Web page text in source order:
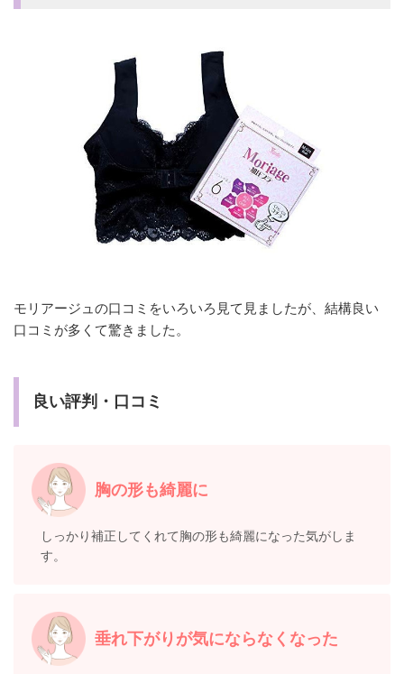
モリアージュの口コミをいろいろ見て見ましたが、結構良い
口コミが多くて驚きました。
良い評判・口コミ
胸の形も綺麗に
しっかり補正してくれて胸の形も綺麗になった気がしま
す。
垂れ下がりが気にならなくなった